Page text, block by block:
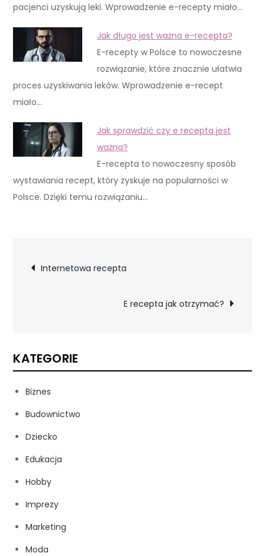
pacjenci uzyskują leki. Wprowadzenie e-recepty miało…
Jak długo jest ważna e-recepta?
E-recepty w Polsce to nowoczesne
rozwiązanie, które znacznie ułatwia
proces uzyskiwania leków. Wprowadzenie e-recept
miało…
Jak sprawdzić czy e recepta jest
ważna?
E-recepta to nowoczesny sposób
wystawiania recept, który zyskuje na popularności w
Polsce. Dzięki temu rozwiązaniu…
Nawigacja
Internetowa recepta
E recepta jak otrzymać?
KATEGORIE
Biznes
Budownictwo
Dziecko
Edukacja
Hobby
Imprezy
Marketing
Moda